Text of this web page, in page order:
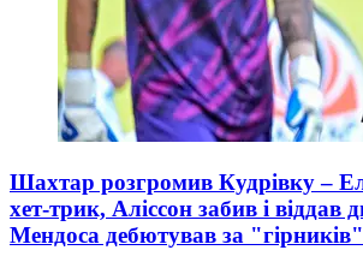
Шахтар розгромив Кудрівку –
хет-трик, Аліссон забив і віддав
Мендоса дебютував за "гірників"